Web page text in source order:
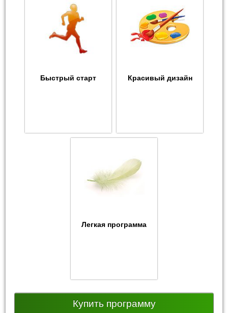
Быстрый старт Красивый дизайн
Легкая программа
Купить программу